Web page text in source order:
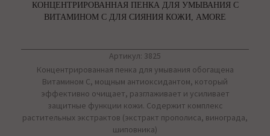
КОНЦЕНТРИРОВАННАЯ ПЕНКА ДЛЯ УМЫВАНИЯ С
ВИТАМИНОМ С ДЛЯ СИЯНИЯ КОЖИ, AMORE
Артикул: 3825
Концентрированная пенка для умывания обогащена
Витамином С, мощным антиоксидантом, который
эффективно очищает, разглаживает и усиливает
защитные функции кожи. Содержит комплекс
растительных экстрактов (экстракт прополиса, винограда,
шиповника)